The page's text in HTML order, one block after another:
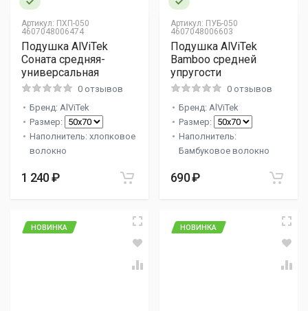
Артикул: ПХП-050
4607048006474
Подушка AlViTek
Соната средняя-
универсальная
0 отзывов
Бренд: AlViTek
Размер:
Наполнитель: хлопковое
волокно
1 240 ₽
Артикул: ПУБ-050
4607048006603
Подушка AlViTek
Bamboo средней
упругости
0 отзывов
Бренд: AlViTek
Размер:
Наполнитель:
Бамбуковое волокно
690 ₽
НОВИНКА НОВИНКА